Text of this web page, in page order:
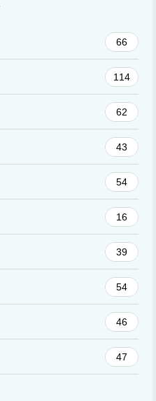
66
114
62
43
54
16
39
54
46
47